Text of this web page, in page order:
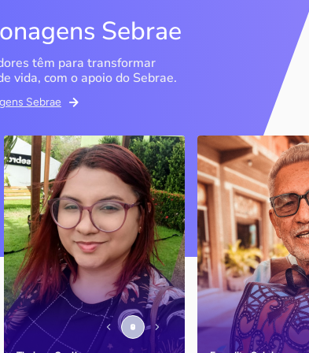
Sebrae
têm para transformar
vida, com o apoio do Sebrae.
Sebrae
Memória Ancestral
São Luís / MA
Ao lado da irmã e com o
apoio do Sebrae, a Memória
Ancestral utiliza inteligência
artificial com o objetivo de
melhorar a qualidade de vida
de pessoas com a doença
Espedito
Nova Olinda / CE
Peças criadas
cearense já foram
apresentadas em
novelas, desfiles
até em exposições
internacionais